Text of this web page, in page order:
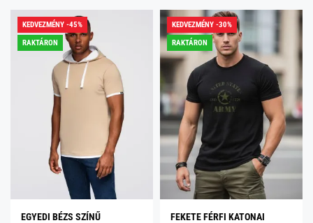
KEDVEZMÉNY -45%
RAKTÁRON
EGYEDI BÉZS SZÍNŰ
KEDVEZMÉNY -30%
RAKTÁRON
FEKETE FÉRFI KATONAI